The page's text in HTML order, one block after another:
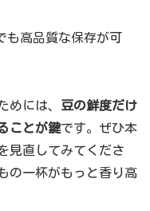
も高品質な保存が可
めには、
豆の鮮度だけ
ことが鍵です。ぜひ本
見直してみてくださ
の一杯がもっと香り高